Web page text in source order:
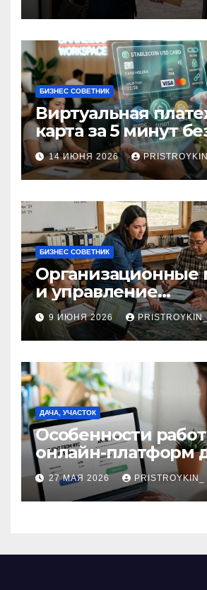
БИЗНЕС СОВЕТНИК
Виртуальная
карта за 5 минут
верификации и
банков с
долларовом
14 ИЮНЯ 2026
БИЗНЕС СОВЕТНИК
Организационные
и управление
компаниями и
предприятиями
9 ИЮНЯ 2026
ДАЧА, УЧАСТОК
Особенности
онлайн-платформ
поиска
железнодорожных
билетов
27 МАЯ 2026 PRISTROYKIN_